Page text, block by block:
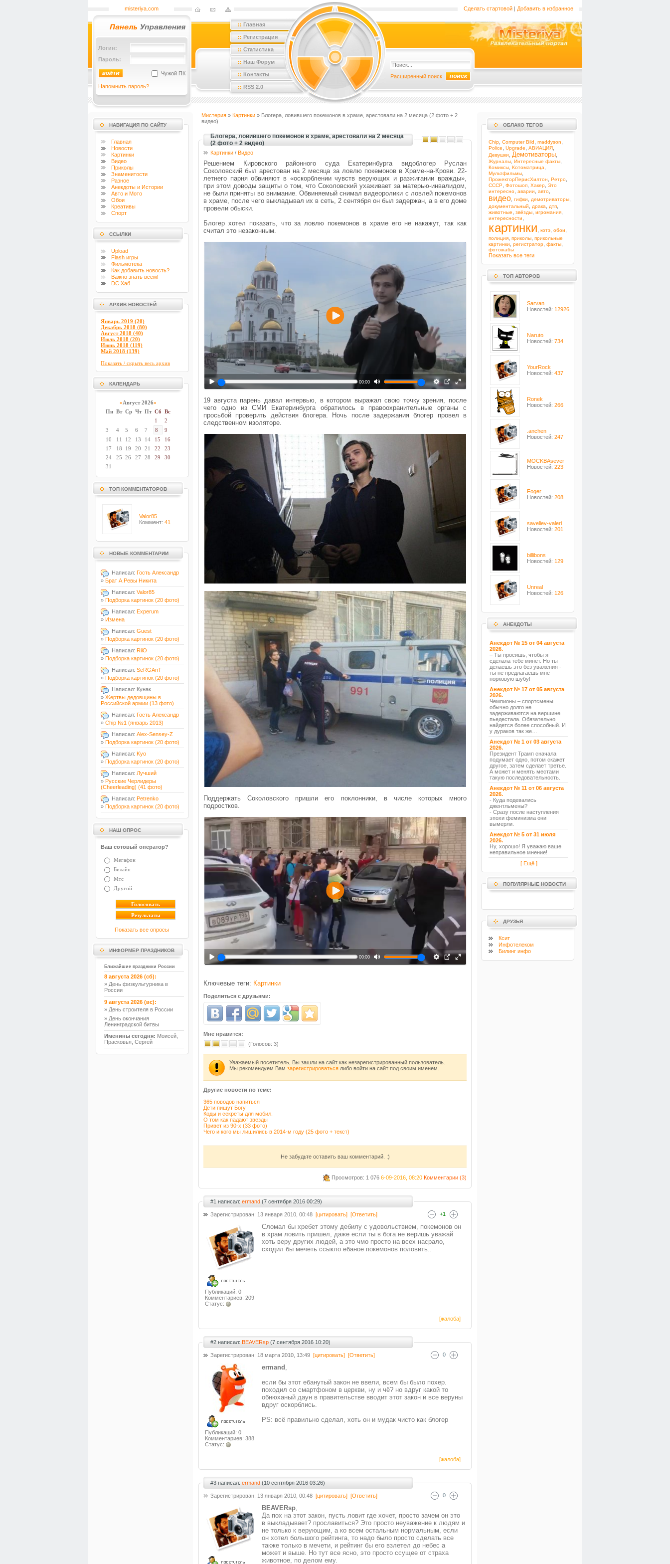
misteriya.com Сделать стартовой | Добавить в избранное
Логин:
Пароль:
Чужой ПК
Напомнить пароль?
:: Главная
:: Регистрация
:: Статистика
:: Наш Форум
:: Контакты
:: RSS 2.0
Расширенный поиск
НАВИГАЦИЯ ПО САЙТУ
Главная
Новости
Картинки
Видео
Приколы
Знаменитости
Разное
Анекдоты и Истории
Авто и Мото
Обои
Креативы
Спорт
ССЫЛКИ
Upload
Flash игры
Фильмотека
Как добавить новость?
Важно знать всем!
DC Хаб
АРХИВ НОВОСТЕЙ
Январь 2019 (20)
Декабрь 2018 (80)
Август 2018 (40)
Июль 2018 (20)
Июнь 2018 (119)
Май 2018 (139)
Показать / скрыть весь архив
КАЛЕНДАРЬ
«Август 2026»
Пн Вт Ср Чт Пт Сб Вс
1
2
3
4 5 6 7 8
9
10
11 12 13 14 15
16
17
18 19 20 21 22
23
24
25 26 27 28 29
30
31
ТОП КОММЕНТАТОРОВ
Valor85
Коммент: 41
НОВЫЕ КОММЕНТАРИИ
Написал: Гость Александр
» Брат А.Ревы Никита
Написал: Valor85
» Подборка картинок (20 фото)
Написал: Experum
» Измена
Написал: Guest
» Подборка картинок (20 фото)
Написал: RiiO
» Подборка картинок (20 фото)
Написал: SeRGAnT
» Подборка картинок (20 фото)
Написал: Кунак
» Жертвы дедовщины в
Российской армии (13 фото)
Написал: Гость Александр
» Chip №1 (январь 2013)
Написал: Alex-Sensey-Z
» Подборка картинок (20 фото)
Написал: Kyo
» Подборка картинок (20 фото)
Написал: Лучший
» Русские Черлидеры
(Cheerleading) (41 фото)
Написал: Petrenko
» Подборка картинок (20 фото)
НАШ ОПРОС
Ваш сотовый оператор?
Мегафон
Билайн
Мтс
Другой
Показать все опросы
ИНФОРМЕР ПРАЗДНИКОВ
Ближайшие праздники России
8 августа 2026 (сб):
» День физкультурника в
России
9 августа 2026 (вс):
» День строителя в России
» День окончания
Ленинградской битвы
Именины сегодня: Моисей,
Прасковья, Сергей
Мистерия » Картинки » Блогера, ловившего покемонов в храме, арестовали на 2 месяца (2 фото + 2
видео)
Блогера, ловившего покемонов в храме, арестовали на 2 месяца
(2 фото + 2 видео)
Картинки / Видео
Решением Кировского районного суда Екатеринбурга видоблогер Руслан
Соколовский был арестован на 2 месяца за ловлю покемонов в Храме-на-Крови. 22-
летнего парня обвиняют в «оскорблении чувств верующих и разжигании вражды»,
при этом доводы защиты о том, что Соколовский ухаживает за матерью-инвалидом,
не были приняты во внимание. Обвиняемый снимал видеоролики с ловлей покемонов
в храме, после чего выкладывал их в сеть, 2 сентября он был задержан, а в его доме
провели обыски.
Блогер хотел показать, что за ловлю покемонов в храме его не накажут, так как
считал это незаконным.
00:00
Воспроизвести
19 августа парень давал интервью, в котором выражал свою точку зрения, после
чего одно из СМИ Екатеринбурга обратилось в правоохранительные органы с
просьбой проверить действия блогера. Ночь после задержания блогер провел в
следственном изоляторе.
Поддержать Соколовского пришли его поклонники, в числе которых много
подростков.
00:00
Воспроизвести
Ключевые теги: Картинки
Поделиться с друзьями:
Мне нравится:
(Голосов: 3)
Уважаемый посетитель, Вы зашли на сайт как незарегистрированный пользователь.
Мы рекомендуем Вам зарегистрироваться либо войти на сайт под своим именем.
Другие новости по теме:
365 поводов напиться
Дети пишyт Богy
Коды и секреты для мобил.
О том как падают звезды
Привет из 90-х (33 фото)
Чего и кого мы лишились в 2014-м году (25 фото + текст)
Не забудьте оставить ваш комментарий. :)
Просмотров: 1 076 6-09-2016, 08:20 Комментарии (3)
#1 написал: ermand (7 сентября 2016 00:29)
Зарегистрирован: 13 января 2010, 00:48 [цитировать] [Ответить] +1
Публикаций: 0
Комментариев: 209
Статус:
Сломал бы хребет этому дебилу с удовольствием, покемонов он
в храм ловить пришел, даже если ты в бога не веришь уважай
хоть веру других людей, а это чмо просто на всех насрало,
сходил бы мечеть ссыкло ебаное покемонов половить..
[жалоба]
#2 написал: BEAVERsp (7 сентября 2016 10:20)
Зарегистрирован: 18 марта 2010, 13:49 [цитировать] [Ответить] 0
Публикаций: 0
Комментариев: 388
Статус:
ermand ,
если бы этот ебанутый закон не ввели, всем бы было похер.
походил со смартфоном в церкви, ну и чё? но вдруг какой то
обнюханый даун в правительстве вводит этот закон и все веруны
вдруг оскорблись.
PS: всё правильно сделал, хоть он и мудак чисто как блогер
[жалоба]
#3 написал: ermand (10 сентября 2016 03:26)
Зарегистрирован: 13 января 2010, 00:48 [цитировать] [Ответить] 0
BEAVERsp,
Да пох на этот закон, пусть ловит где хочет, просто зачем он это
в выкладывает? прославиться? Это просто неуважение к людям и
не только к верующим, а ко всем остальным нормальным, если
он хотел большого рейтинга, то надо было просто сделать все
также только в мечети, и рейтинг бы его взлетел до небес а
может и выше. Но тут все ясно, это просто ссущее от страха
животное, по делом ему.
ОБЛАКО ТЕГОВ
Chip Computer Bild maddyson
Police Upgrade АВИАЦИЯ
Девушки Демотиваторы
Журналы Интересные факты
Комиксы Котоматрица
Мультфильмы
ПрожекторПерисХилтон Ретро
СССР Фотошоп Хакер Это
интересно аварии авто
видео гифки демотриваторы
документальный драка дтп
животные звёзды игромания
интересности
картинки котэ обои
полиция приколы прикольные
картинки
регистратор факты
фотожабы
Показать все теги
ТОП АВТОРОВ
Sarvan
Новостей: 12926
Naruto
Новостей: 734
YourRock
Новостей: 437
Ronek
Новостей: 266
.anchen
Новостей: 247
MOCKBAsever
Новостей: 223
Foger
Новостей: 208
saveliev-valeri
Новостей: 201
billibons
Новостей: 129
Unreal
Новостей: 126
АНЕКДОТЫ
Анекдот № 15 от 04 августа
2026.
– Ты просишь, чтобы я
сделала тебе минет. Но ты
делаешь это без уважения -
ты не предлагаешь мне
норковую шубу!
Анекдот № 17 от 05 августа
2026.
Чемпионы – спортсмены
обычно долго не
задерживаются на вершине
пьедестала. Обязательно
найдется более способный. И
у дураков так же…
Анекдот № 1 от 03 августа
2026.
Президент Трамп сначала
подумает одно, потом скажет
другое, затем сделает третье.
А может и менять местами
такую последовательность.
Анекдот № 11 от 06 августа
2026.
- Куда подевались
джентльмены?
- Сразу после наступления
эпохи феминизма они
вымерли.
Анекдот № 5 от 31 июля
2026.
Ну, хорошо! Я уважаю ваше
неправильное мнение!
[ Ещё ]
ПОПУЛЯРНЫЕ НОВОСТИ
ДРУЗЬЯ
Ксит
Инфотелеком
Билинг инфо